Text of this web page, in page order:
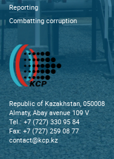
Reporting
Combatting corruption
Republic of Kazakhstan, 050008
Almaty, Abay avenue 109 V
Tel.: +7 (727) 330 95 84
Fax: +7 (727) 259 08 77
contact@kcp.kz